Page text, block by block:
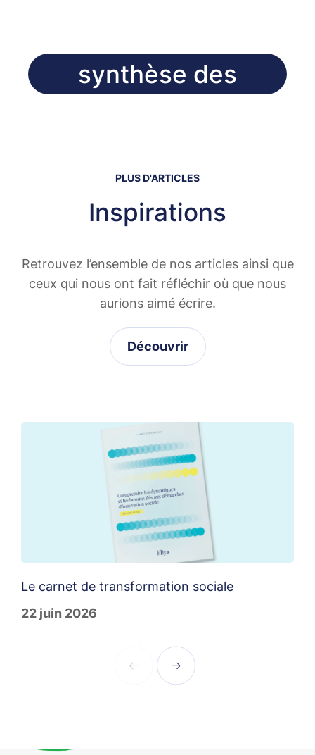
synthèse des
PLUS D'ARTICLES
Inspirations
Retrouvez l’ensemble de nos articles ainsi que
ceux qui nous ont fait réfléchir où que nous
aurions aimé écrire.
Découvrir
Le carnet de transformation sociale
22 juin 2026